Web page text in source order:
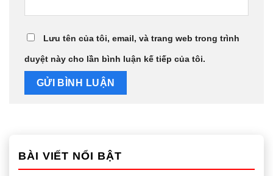
Lưu tên của tôi, email, và trang web trong trình
duyệt này cho lần bình luận kế tiếp của tôi.
BÀI VIẾT NỔI BẬT